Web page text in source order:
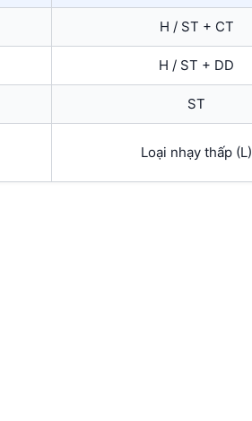
H / ST + CT
H / ST + DD
ST
Loại nhạy thấp (L)